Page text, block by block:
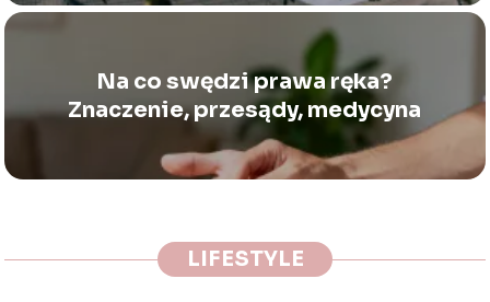
Na co swędzi prawa ręka?
Znaczenie, przesądy, medycyna
LIFESTYLE